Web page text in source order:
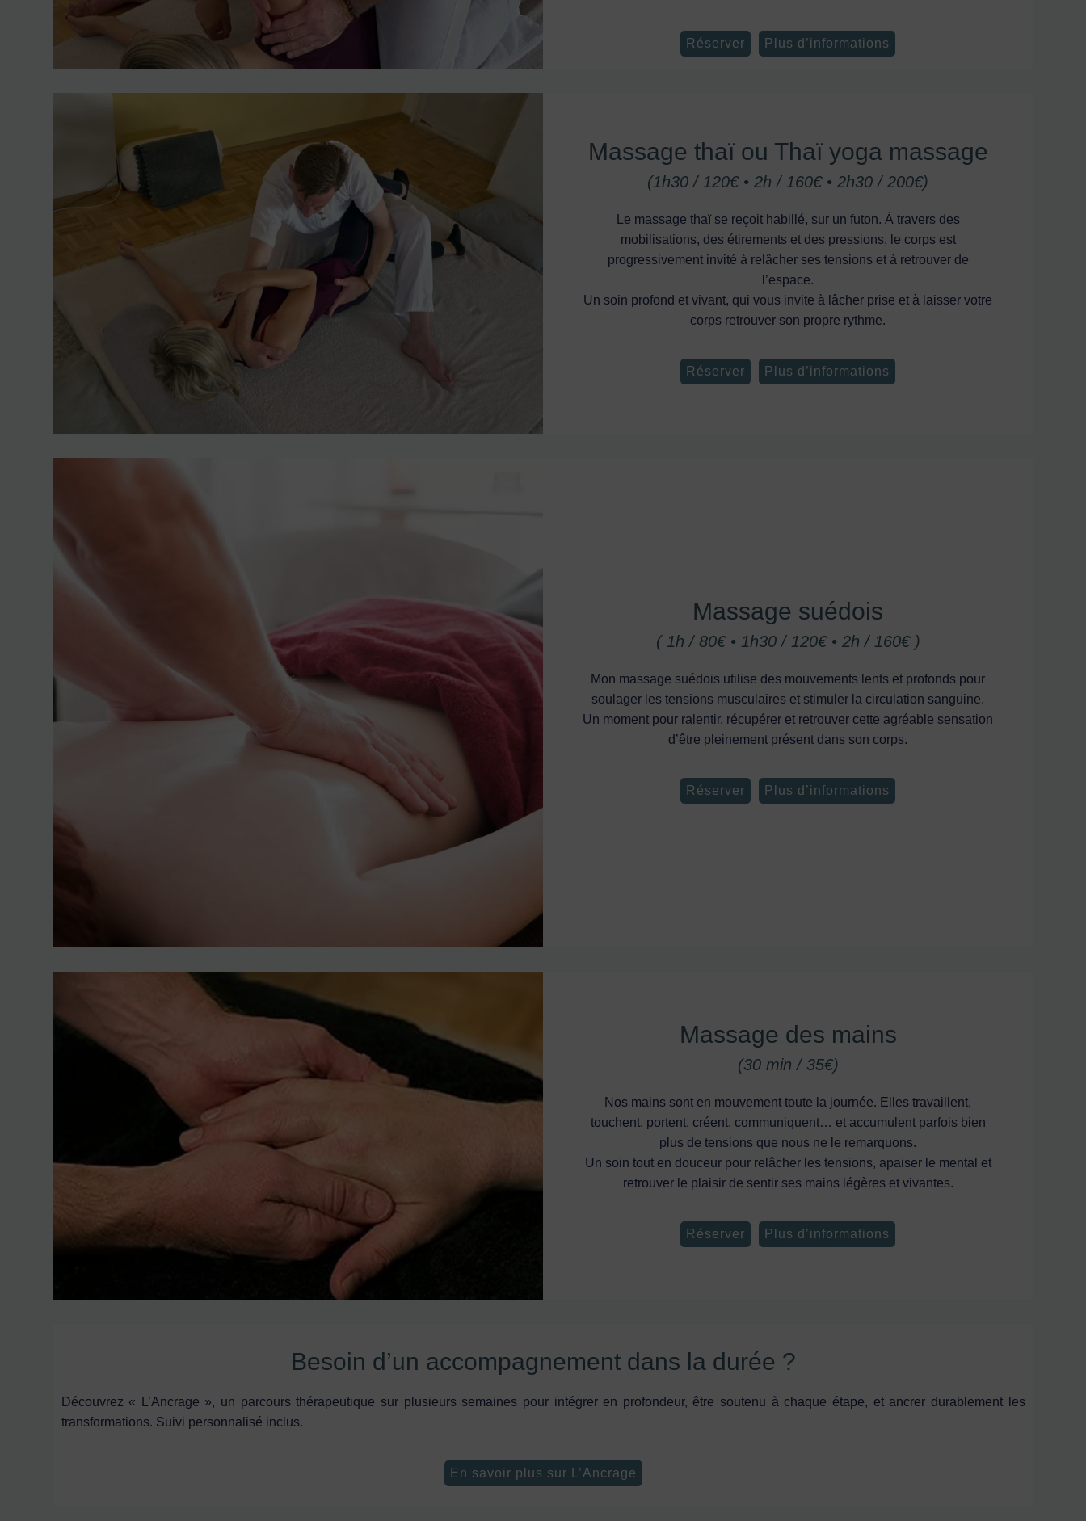
Réserver Plus d’informations
Massage thaï ou Thaï yoga massage
(1h30 / 120€ • 2h / 160€ • 2h30 / 200€)
Le massage thaï se reçoit habillé, sur un futon. À travers des
mobilisations, des étirements et des pressions, le corps est
progressivement invité à relâcher ses tensions et à retrouver de
l’espace.
Un soin profond et vivant, qui vous invite à lâcher prise et à laisser votre
corps retrouver son propre rythme.
Réserver Plus d’informations
Massage suédois
( 1h / 80€ • 1h30 / 120€ • 2h / 160€ )
Mon massage suédois utilise des mouvements lents et profonds pour
soulager les tensions musculaires et stimuler la circulation sanguine.
Un moment pour ralentir, récupérer et retrouver cette agréable sensation
d’être pleinement présent dans son corps.
Réserver Plus d’informations
Massage des mains
(30 min / 35€)
Nos mains sont en mouvement toute la journée. Elles travaillent,
touchent, portent, créent, communiquent… et accumulent parfois bien
plus de tensions que nous ne le remarquons.
Un soin tout en douceur pour relâcher les tensions, apaiser le mental et
retrouver le plaisir de sentir ses mains légères et vivantes.
Réserver Plus d’informations
Besoin d’un accompagnement dans la durée ?
Découvrez « L’Ancrage », un parcours thérapeutique sur plusieurs semaines pour intégrer en profondeur, être soutenu à chaque étape, et ancrer durablement les
transformations. Suivi personnalisé inclus.
En savoir plus sur L’Ancrage